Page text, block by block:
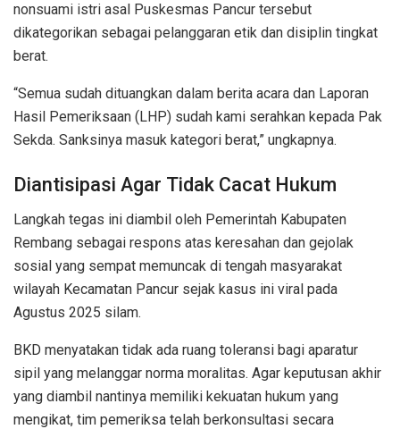
nonsuami istri asal Puskesmas Pancur tersebut
dikategorikan sebagai pelanggaran etik dan disiplin tingkat
berat.
“Semua sudah dituangkan dalam berita acara dan Laporan
Hasil Pemeriksaan (LHP) sudah kami serahkan kepada Pak
Sekda. Sanksinya masuk kategori berat,” ungkapnya.
Diantisipasi Agar Tidak Cacat Hukum
Langkah tegas ini diambil oleh Pemerintah Kabupaten
Rembang sebagai respons atas keresahan dan gejolak
sosial yang sempat memuncak di tengah masyarakat
wilayah Kecamatan Pancur sejak kasus ini viral pada
Agustus 2025 silam.
BKD menyatakan tidak ada ruang toleransi bagi aparatur
sipil yang melanggar norma moralitas. Agar keputusan akhir
yang diambil nantinya memiliki kekuatan hukum yang
mengikat, tim pemeriksa telah berkonsultasi secara